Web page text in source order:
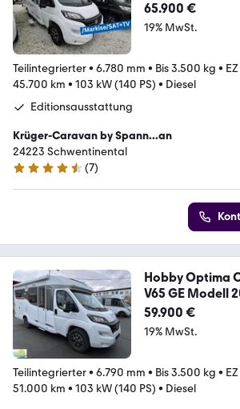
65.900 €
19% MwSt.
Teilintegrierter• 6.780 mm • Bis 3.500 kg •
45.700 km • 103 kW (140 PS) • Diesel
Editionsausstattung
Krüger-Caravan by Spann...an
24223 Schwentinental
4.3 Sterne
(7)
Hobby Optima
V65 GE Modell
59.900 €
19% MwSt.
Teilintegrierter• 6.790 mm • Bis 3.500 kg •
51.000 km • 103 kW (140 PS) • Diesel